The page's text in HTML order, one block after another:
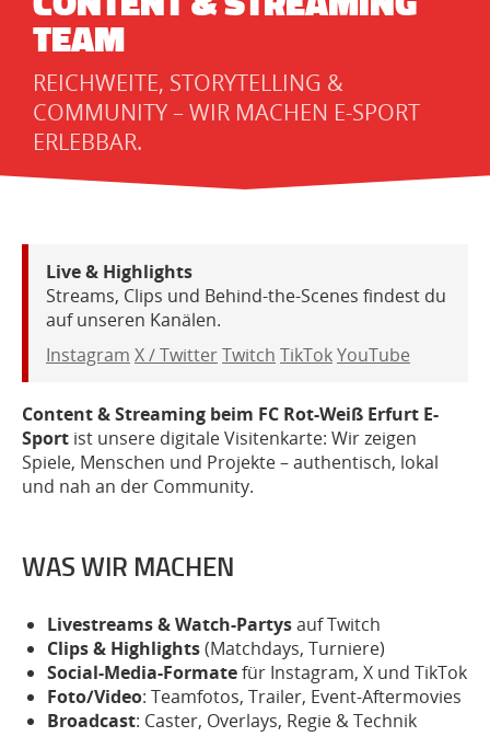
TEAM
REICHWEITE, STORYTELLING &
COMMUNITY – WIR MACHEN E-SPORT
ERLEBBAR.
Live & Highlights
Streams, Clips und Behind-the-Scenes findest du
auf unseren Kanälen.
Instagram X / TwitterTwitch TikTokYouTube
Content & Streaming beim FC Rot-Weiß Erfurt E-
Sport ist unsere digitale Visitenkarte: Wir zeigen
Spiele, Menschen und Projekte – authentisch, lokal
und nah an der Community.
WAS WIR MACHEN
Livestreams & Watch-Partysauf Twitch
Clips & Highlights(Matchdays, Turniere)
Social-Media-Formatefür Instagram, X und TikTok
Foto/Video: Teamfotos, Trailer, Event-Aftermovies
Broadcast: Caster, Overlays, Regie & Technik